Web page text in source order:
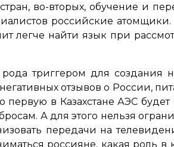
во-вторых, обучение и
российские атомщики.
легче найти язык при
триггером для создания
отзывов о России,
в Казахстане АЭС
А для этого нельзя
передачи на
россияне, какая роль